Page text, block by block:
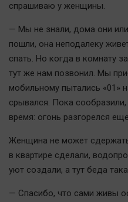
Новости компаний
Спецпроект
Статистика
Челябинск космический
Другие рубрики
Online-консультация
Афиша
спрашиваю у женщины.
— Мы не знали, дома они
пошли, она неподалеку
спать. Но когда в комнату
тут же нам позвонил. Мы
мобильному пытались «01»
срывался. Пока сообразили,
время: огонь разгорелся
Женщина не может
в квартире сделали,
уют создали, а тут беда
— Спасибо, что сами живы